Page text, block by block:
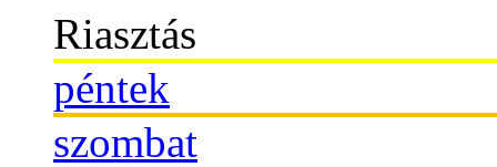
Riasztás
péntek
szombat